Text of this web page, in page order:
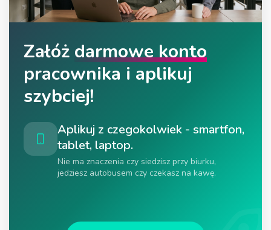
Załóż darmowe konto
pracownika i aplikuj
szybciej!
Aplikuj z czegokolwiek - smartfon,
tablet, laptop.
Nie ma znaczenia czy siedzisz przy biurku,
jedziesz autobusem czy czekasz na kawę.